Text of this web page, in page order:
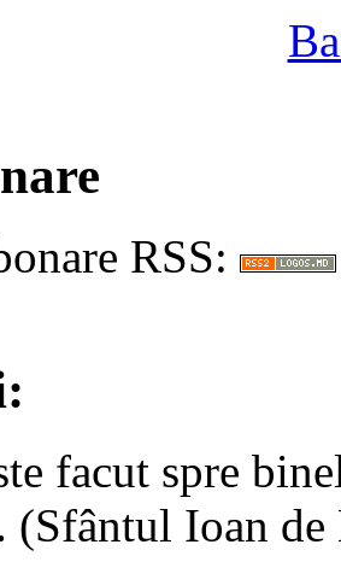
RSS:
facut spre
(Sfântul Ioan